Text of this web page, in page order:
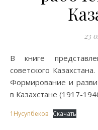
23
В книге представлены материалы по истории
советского
Формирование и
в Казахстане (1917-
1Нусупбеков Скачать